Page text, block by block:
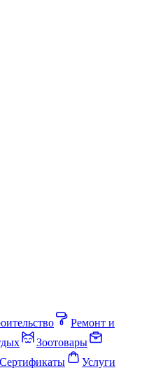
Ремонт и
Зоотовары
Сертификаты
Услуги